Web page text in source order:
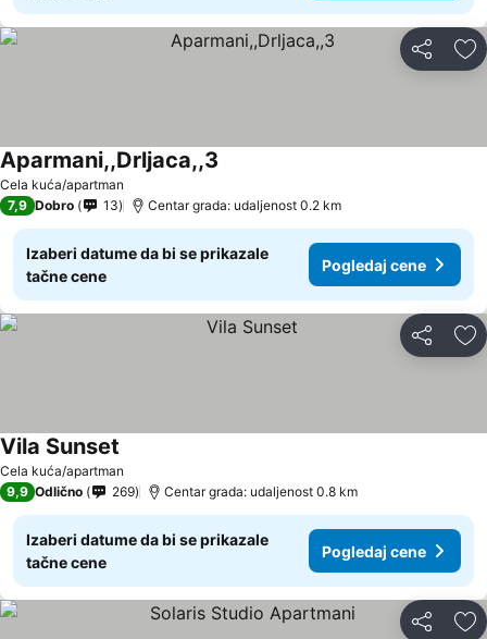
Deli
Cela kuća/apartman
Aparmani,,Drljaca,,3
7,9 Dobro 13 Centar grada: udaljenost 0.2 km
Izaberi datume da bi se prikazale
tačne cene
Pogledaj cene
Deli
Cela kuća/apartman
Vila Sunset
9,9 Odlično 269 Centar grada: udaljenost 0.8 km
Izaberi datume da bi se prikazale
tačne cene
Pogledaj cene
Deli